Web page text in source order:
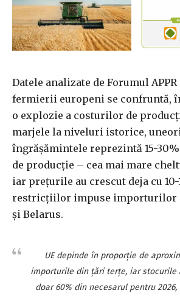
Datele analizate de Forumul APPR
fermierii europeni se confruntă,
o explozie a costurilor de
marjele la niveluri istorice,
îngrăşămintele reprezintă 15-
de producţie – cea mai mare
iar preţurile au crescut deja cu 10-
restricţiilor impuse importurilor
şi Belarus.
UE depinde în proporţie de
importurile din ţări terţe, iar stocurile
doar 60% din necesarul pentru